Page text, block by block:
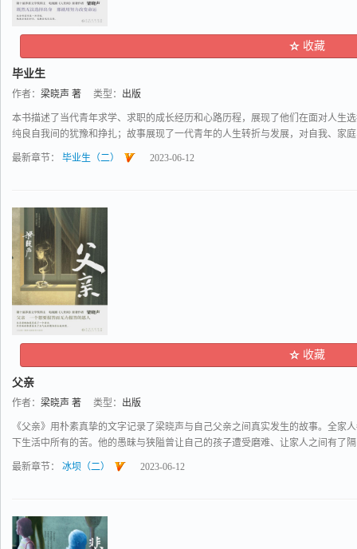
收藏
毕业生
作者： 梁晓声 著 类型： 出版
本书描述了当代青年求学、求职的成长经历和心路历程，展现了他们在面对人生
纯良自我间的犹豫和挣扎；故事展现了一代青年的人生转折与发展，对自我、家
最新章节： 毕业生（二） 2023-06-12
收藏
父亲
作者： 梁晓声 著 类型： 出版
《父亲》用朴素真挚的文字记录了梁晓声与自己父亲之间真实发生的故事。全家
下生活中所有的苦。他的愚昧与狭隘曾让自己的孩子遭受磨难、让家人之间有了
最新章节： 冰坝（二） 2023-06-12